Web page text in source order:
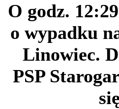
O godz.
o wypadku
Linowiec.
PSP